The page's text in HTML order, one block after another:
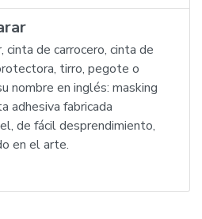
cinta de carrocero, cinta de
tirro, pegote o
nombre en inglés: masking
adhesiva fabricada
de fácil desprendimiento,
en el arte.